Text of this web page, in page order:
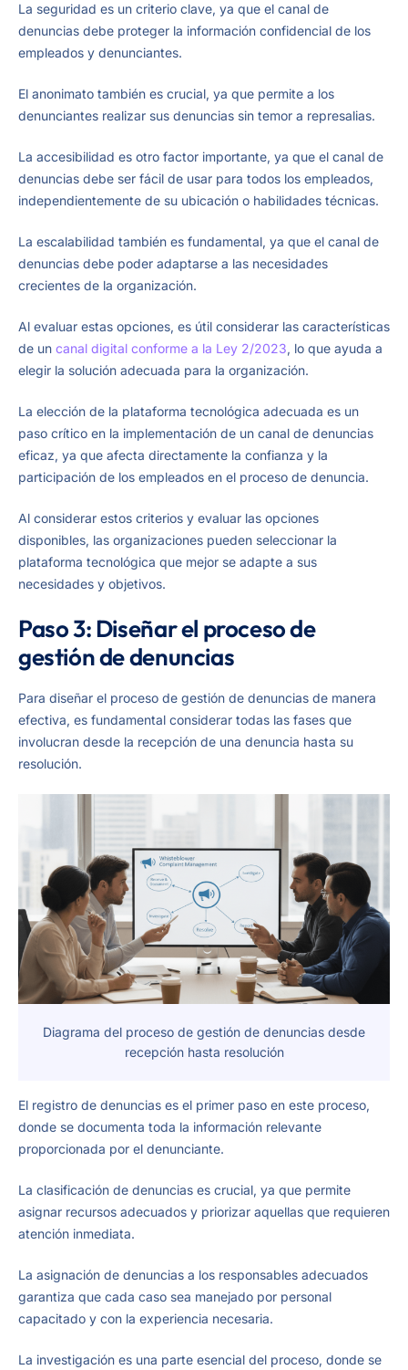
La seguridad es un criterio clave, ya que el canal de
denuncias debe proteger la información confidencial de los
empleados y denunciantes.
El anonimato también es crucial, ya que permite a los
denunciantes realizar sus denuncias sin temor a represalias.
La accesibilidad es otro factor importante, ya que el canal de
denuncias debe ser fácil de usar para todos los empleados,
independientemente de su ubicación o habilidades técnicas.
La escalabilidad también es fundamental, ya que el canal de
denuncias debe poder adaptarse a las necesidades
crecientes de la organización.
Al evaluar estas opciones, es útil considerar las características
de un canal digital conforme a la Ley 2/2023, lo que ayuda a
elegir la solución adecuada para la organización.
La elección de la plataforma tecnológica adecuada es un
paso crítico en la implementación de un canal de denuncias
eficaz, ya que afecta directamente la confianza y la
participación de los empleados en el proceso de denuncia.
Al considerar estos criterios y evaluar las opciones
disponibles, las organizaciones pueden seleccionar la
plataforma tecnológica que mejor se adapte a sus
necesidades y objetivos.
Paso 3: Diseñar el proceso de
gestión de denuncias
Para diseñar el proceso de gestión de denuncias de manera
efectiva, es fundamental considerar todas las fases que
involucran desde la recepción de una denuncia hasta su
resolución.
Diagrama del proceso de gestión de denuncias desde
recepción hasta resolución
El registro de denuncias es el primer paso en este proceso,
donde se documenta toda la información relevante
proporcionada por el denunciante.
La clasificación de denuncias es crucial, ya que permite
asignar recursos adecuados y priorizar aquellas que requieren
atención inmediata.
La asignación de denuncias a los responsables adecuados
garantiza que cada caso sea manejado por personal
capacitado y con la experiencia necesaria.
La investigación es una parte esencial del proceso, donde se